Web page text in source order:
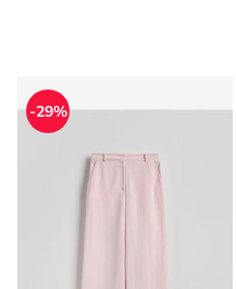
Spodnie damskie
-29%